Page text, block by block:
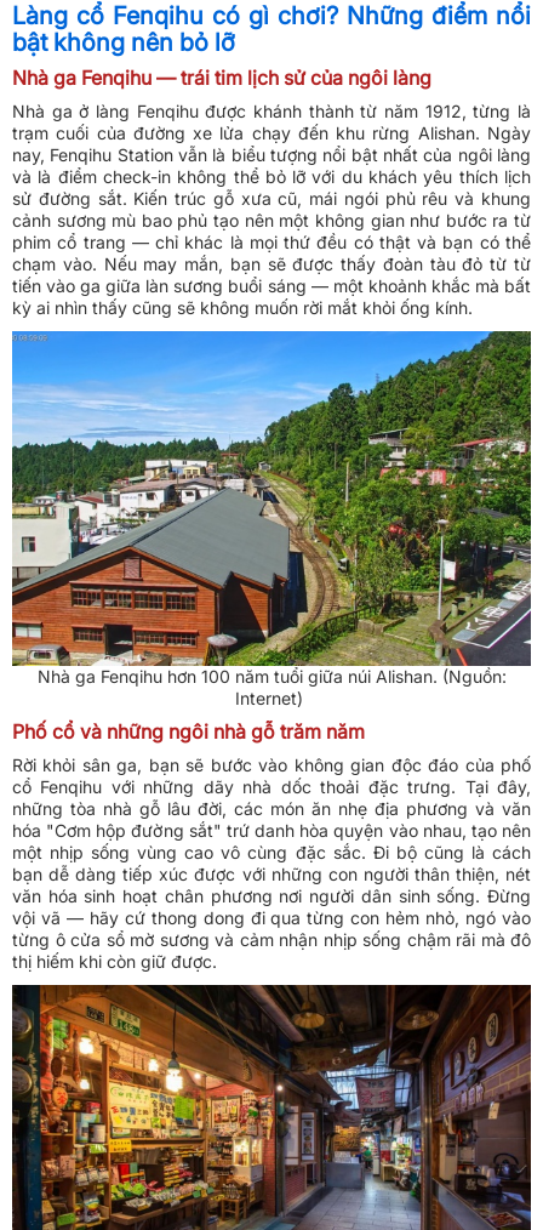
Làng cổ Fenqihu có gì chơi? Những điểm nổi
bật không nên bỏ lỡ
Nhà ga Fenqihu — trái tim lịch sử của ngôi làng
Nhà ga ở làng Fenqihu được khánh thành từ năm 1912, từng là
trạm cuối của đường xe lửa chạy đến khu rừng Alishan. Ngày
nay, Fenqihu Station vẫn là biểu tượng nổi bật nhất của ngôi làng
và là điểm check-in không thể bỏ lỡ với du khách yêu thích lịch
sử đường sắt. Kiến trúc gỗ xưa cũ, mái ngói phủ rêu và khung
cảnh sương mù bao phủ tạo nên một không gian như bước ra từ
phim cổ trang — chỉ khác là mọi thứ đều có thật và bạn có thể
chạm vào. Nếu may mắn, bạn sẽ được thấy đoàn tàu đỏ từ từ
tiến vào ga giữa làn sương buổi sáng — một khoảnh khắc mà bất
kỳ ai nhìn thấy cũng sẽ không muốn rời mắt khỏi ống kính.
Nhà ga Fenqihu hơn 100 năm tuổi giữa núi Alishan. (Nguồn:
Internet)
Phố cổ và những ngôi nhà gỗ trăm năm
Rời khỏi sân ga, bạn sẽ bước vào không gian độc đáo của phố
cổ Fenqihu với những dãy nhà dốc thoải đặc trưng. Tại đây,
những tòa nhà gỗ lâu đời, các món ăn nhẹ địa phương và văn
hóa "Cơm hộp đường sắt" trứ danh hòa quyện vào nhau, tạo nên
một nhịp sống vùng cao vô cùng đặc sắc. Đi bộ cũng là cách
bạn dễ dàng tiếp xúc được với những con người thân thiện, nét
văn hóa sinh hoạt chân phương nơi người dân sinh sống. Đừng
vội vã — hãy cứ thong dong đi qua từng con hẻm nhỏ, ngó vào
từng ô cửa sổ mờ sương và cảm nhận nhịp sống chậm rãi mà đô
thị hiếm khi còn giữ được.